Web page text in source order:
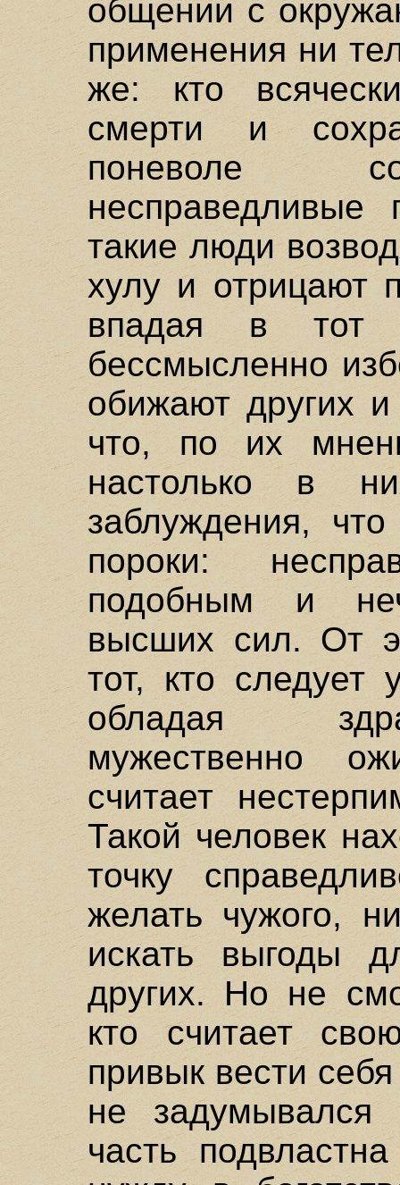
общении с
применения ни
же: кто
смерти и
поневоле
несправедливые
такие люди
хулу и отрицают
впадая в тот
бессмысленно
обижают других
что, по их
настолько в
заблуждения,
пороки:
подобным и
высших сил. От
тот, кто следует
обладая
мужественно
считает
Такой человек
точку
желать чужого,
искать выгоды
других. Но не
кто считает
привык вести
не
часть